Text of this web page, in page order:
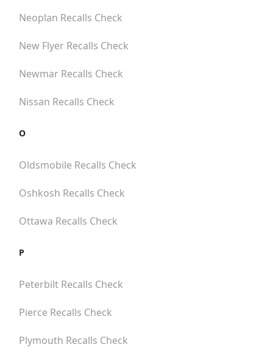
Neoplan Recalls Check
New Flyer Recalls Check
Newmar Recalls Check
Nissan Recalls Check
O
Oldsmobile Recalls Check
Oshkosh Recalls Check
Ottawa Recalls Check
P
Peterbilt Recalls Check
Pierce Recalls Check
Plymouth Recalls Check